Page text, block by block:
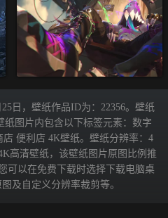
日，壁纸作品ID为：22356。壁纸
图片内包含以下标签元素：数字
便利店 4K壁纸。壁纸分辨率：4
高清壁纸，该壁纸图片原图比例推
可以在免费下载时选择下载电脑桌
及自定义分辨率裁剪等。